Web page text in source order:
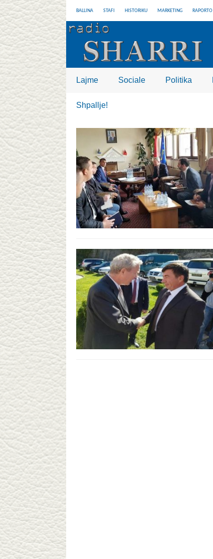
BALLINA STAFI HISTORIKU MARKETING RAPORTO
Lajme Sociale Politika
Shpallje!